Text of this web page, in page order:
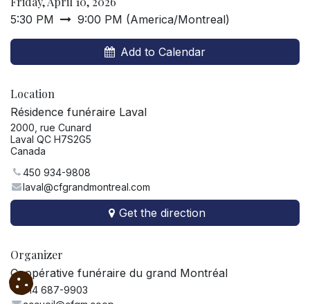
5:30 PM 9:00 PM (America/Montreal)
Add to Calendar
Location
Résidence funéraire Laval
2000, rue Cunard
Laval QC H7S2G5
Canada
450 934-9808
laval@cfgrandmontreal.com
Get the direction
Organizer
Coopérative funéraire du grand Montréal
514 687-9903